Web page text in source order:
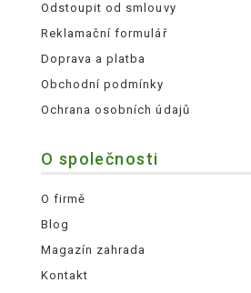
Odstoupit od smlouvy
Reklamační formulář
Doprava a platba
Obchodní podmínky
Ochrana osobních údajů
O společnosti
O firmě
Blog
Magazín zahrada
Kontakt